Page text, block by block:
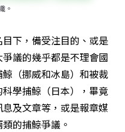
。
下，備受注目的、或是
議的幾乎都是不理會國
（挪威和冰島）和被裁
學捕鯨（日本），畢竟
及文章等，或是報章媒
的捕鯨爭議。